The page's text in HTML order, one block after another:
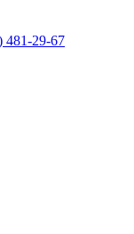
481-29-67